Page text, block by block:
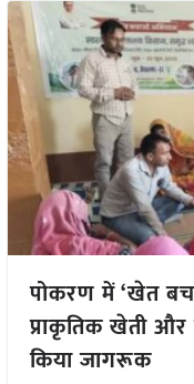
पोकरण में ‘खेत
प्राकृतिक खेती
किया जागरूक